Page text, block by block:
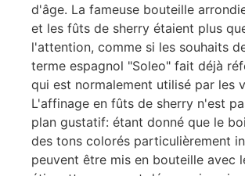
d'âge. La fameuse bouteille
et les fûts de sherry étaient plus
l'attention, comme si les souhaits
terme espagnol "Soleo" fait déjà
qui est normalement utilisé par les
L'affinage en fûts de sherry n'est
plan gustatif: étant donné que le
des tons colorés particulièrement
peuvent être mis en bouteille avec